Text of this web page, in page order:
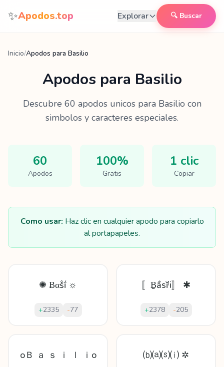
Saltar al contenido
✨Apodos.top Explorar 🔍 Buscar
Inicio/Apodos para Basilio
Apodos para Basilio
Descubre 60 apodos unicos para Basilio con
simbolos y caracteres especiales.
60
Apodos
100%
Gratis
1 clic
Copiar
Como usar: Haz clic en cualquier apodo para copiarlo
al portapapeles.
✺ Ƀαṧḯ ☼
+2335 -77
〚Ḇầsĭˡi〛 ✱
+2378 -205
oＢ ａ ｓ ｉ ｌ ｉo ⒝⒜⒮⒤ ✲